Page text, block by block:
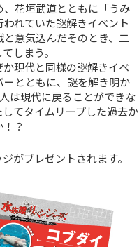
花垣武道とともに「うみ
れていた謎解きイベント
意気込んだそのとき、二
しまう。
現代と同様の謎解きイベ
とともに、謎を解き明か
は現代に戻ることができな
てタイムリープした過去か
？
がプレゼントされます。